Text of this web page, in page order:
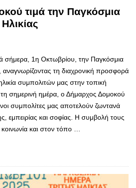
τιμά την Παγκόσμια
σήμερα, 1η Οκτωβρίου, την Παγκόσμια
αναγνωρίζοντας τη διαχρονική προσφορά
συμπολιτών μας στην τοπική
σημερινή ημέρα, ο Δήμαρχος Δομοκού
συμπολίτες μας αποτελούν ζωντανά
εμπειρίας και σοφίας. Η συμβολή τους
και στον τόπο …